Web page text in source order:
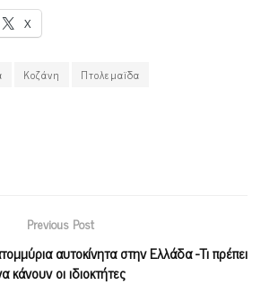
X
Κοζάνη Πτολεμαϊδα
Previous Post
αυτοκίνητα στην Ελλάδα -Τι πρέπει
κάνουν οι ιδιοκτήτες